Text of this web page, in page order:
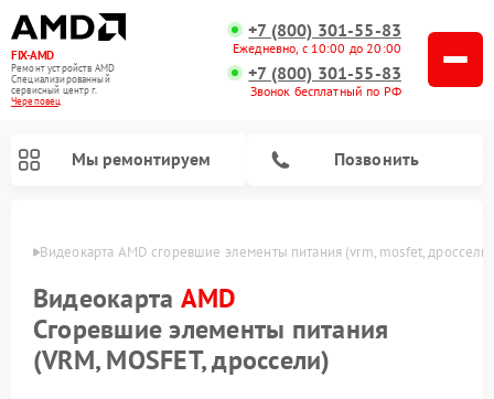
FIX-AMD
Ремонт устройств AMD
Специализированный
cервисный центр г.
Череповец
+7 (800) 301-55-83
Ежедневно, с 10:00 до 20:00
+7 (800) 301-55-83
Звонок бесплатный по РФ
Мы ремонтируем Позвонить
Видеокарта AMD сгоревшие элементы питания (vrm, mosfet, дроссели)
Видеокарта AMD
Сгоревшие элементы питания
(VRM, MOSFET, дроссели)